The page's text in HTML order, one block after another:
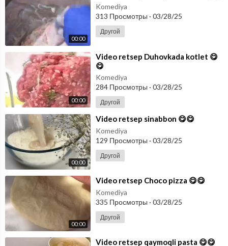
00:00
Komediya
313 Просмотры · 03/28/25
Другой
00:00
⁣Video retsep Duhovkada kotlet 😋
😋
Komediya
284 Просмотры · 03/28/25
Другой
00:00
⁣Video retsep sinabbon 😋😋
Komediya
129 Просмотры · 03/28/25
Другой
00:00
⁣Video retsep Choco pizza 😋😋
Komediya
335 Просмотры · 03/28/25
Другой
⁣Video retsep qaymoqli pasta 😋😋